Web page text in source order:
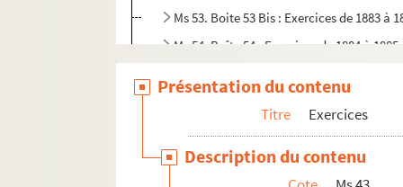
Ms 53. Boite 53 Bis : Exercices de 1883 à
Ms 54. Boîte 54 : Exercices de 1884 à 1885
Ms 57. Boîte 57 : Exercices de 1888 à 1889
Présentation du contenu
Titre Exercices
Description du contenu